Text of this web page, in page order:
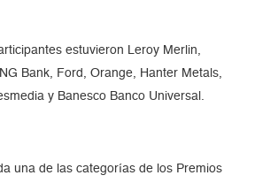
estuvieron Leroy Merlin,
Bank, Ford, Orange, Hanter Metals,
y Banesco Banco Universal.
una de las categorías de los Premios